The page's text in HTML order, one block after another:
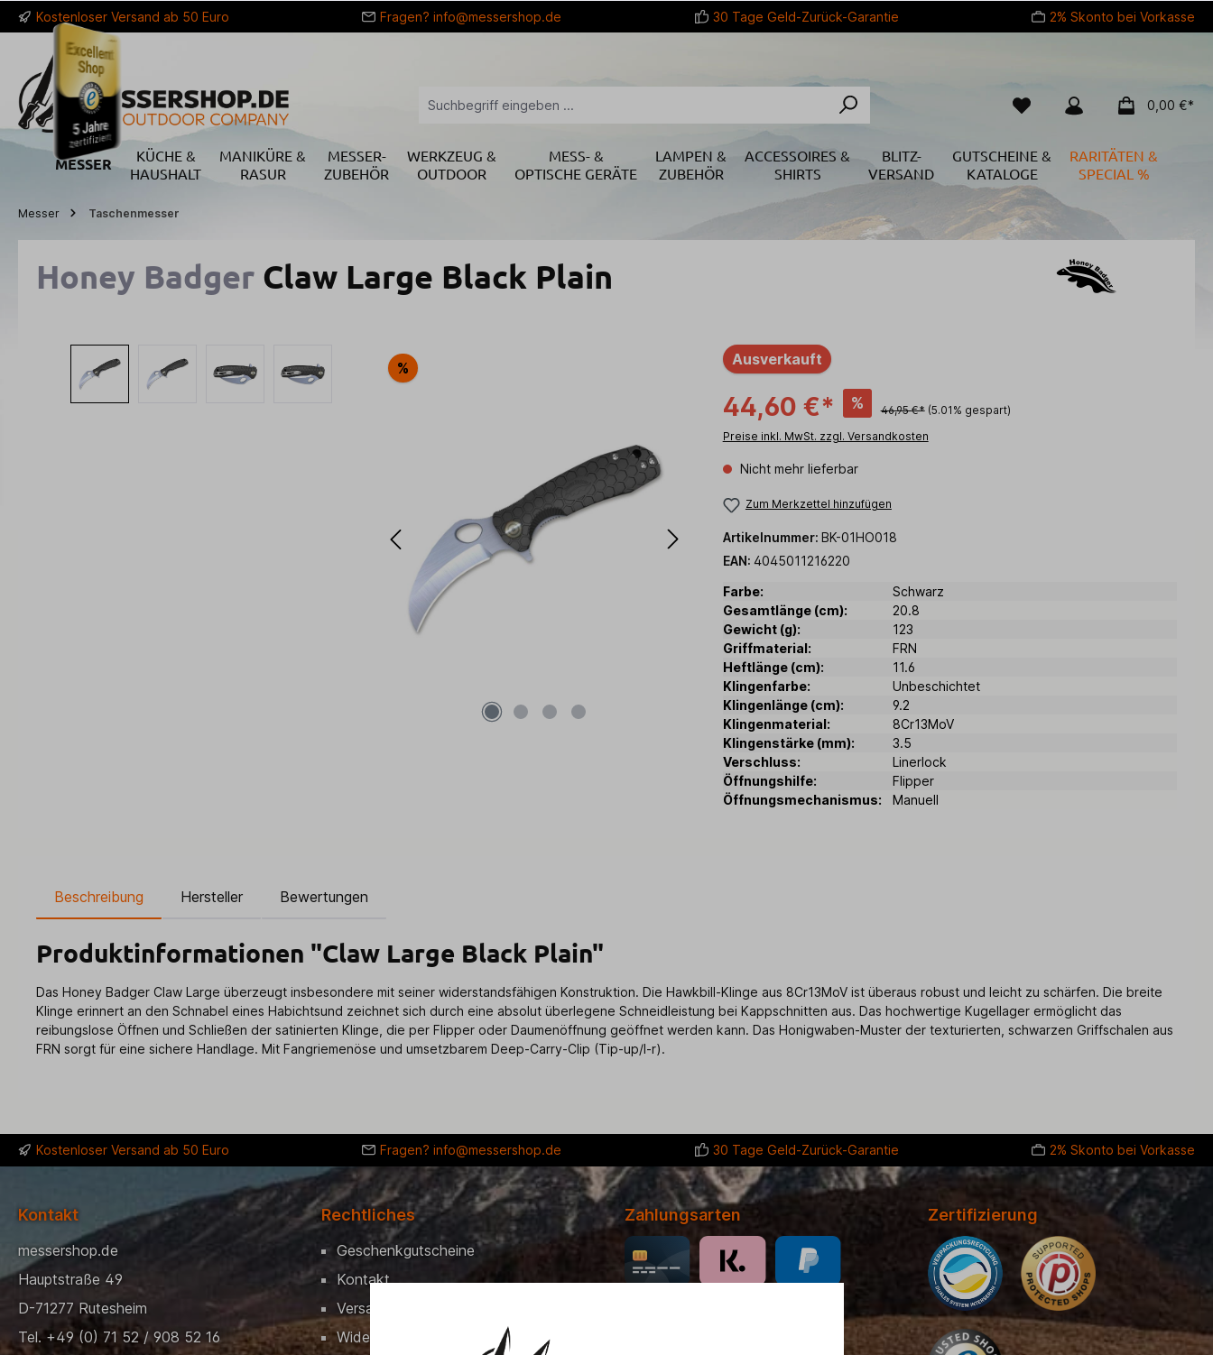
Zur Hauptnavigation springen
Kostenloser Versand ab 50 Euro Fragen?info@messershop.de 30 Tage Geld-Zurück-Garantie 2% Skonto bei Vorkasse
0,00 €*
MESSER
KÜCHE &
HAUSHALT
MANIKÜRE &
RASUR
MESSER-
ZUBEHÖR
WERKZEUG &
OUTDOOR
MESS- &
OPTISCHE GERÄTE
LAMPEN &
ZUBEHÖR
ACCESSOIRES &
SHIRTS
BLITZ-
VERSAND
GUTSCHEINE &
KATALOGE
RARITÄTEN &
SPECIAL %
Messer Taschenmesser
Honey Badger Claw Large Black Plain
% Ausverkauft
44,60 €* % 46,95 €* (5.01% gespart)
Preise inkl. MwSt. zzgl. Versandkosten
Nicht mehr lieferbar
Zum Merkzettel hinzufügen
Artikelnummer: BK-01HO018
EAN: 4045011216220
Farbe:
Schwarz
Gesamtlänge (cm):
20.8
Gewicht (g):
123
Griffmaterial:
FRN
Heftlänge (cm):
11.6
Klingenfarbe:
Unbeschichtet
Klingenlänge (cm):
9.2
Klingenmaterial:
8Cr13MoV
Klingenstärke (mm):
3.5
Verschluss:
Linerlock
Öffnungshilfe:
Flipper
Öffnungsmechanismus:
Manuell
Beschreibung Hersteller Bewertungen
Produktinformationen "Claw Large Black Plain"
Das Honey Badger Claw Large überzeugt insbesondere mit seiner widerstandsfähigen Konstruktion. Die Hawkbill-Klinge aus 8Cr13MoV ist überaus robust und leicht zu schärfen. Die breite
Klinge erinnert an den Schnabel eines Habichtsund zeichnet sich durch eine absolut überlegene Schneidleistung bei Kappschnitten aus. Das hochwertige Kugellager ermöglicht das
reibungslose Öffnen und Schließen der satinierten Klinge, die per Flipper oder Daumenöffnung geöffnet werden kann. Das Honigwaben-Muster der texturierten, schwarzen Griffschalen aus
FRN sorgt für eine sichere Handlage. Mit Fangriemenöse und umsetzbarem Deep-Carry-Clip (Tip-up/l-r).
Kostenloser Versand ab 50 Euro Fragen?info@messershop.de 30 Tage Geld-Zurück-Garantie 2% Skonto bei Vorkasse
Kontakt
messershop.de
Hauptstraße 49
D-71277 Rutesheim
Tel. +49 (0) 71 52 / 908 52 16
Rechtliches
Geschenkgutscheine
Kontakt
Versand & Bezahlung
Widerrufsrecht
Zahlungsarten Zertifizierung